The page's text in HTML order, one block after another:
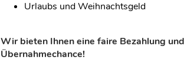
Urlaubs und Weihnachtsgeld
Wir bieten Ihnen eine faire Bezahlung
Übernahmechance!